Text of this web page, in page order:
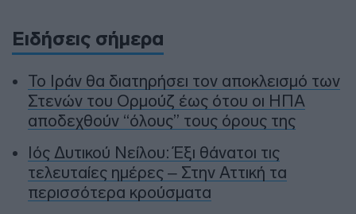
Ειδήσεις σήμερα
To Ιράν θα διατηρήσει τον αποκλεισμό των
Στενών του Ορμούζ έως ότου οι ΗΠΑ
αποδεχθούν “όλους” τους όρους της
Ιός Δυτικού Νείλου: Έξι θάνατοι τις
τελευταίες ημέρες – Στην Αττική τα
περισσότερα κρούσματα